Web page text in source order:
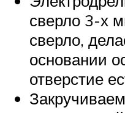
сверло 3-х
сверло,
основании
отверстие